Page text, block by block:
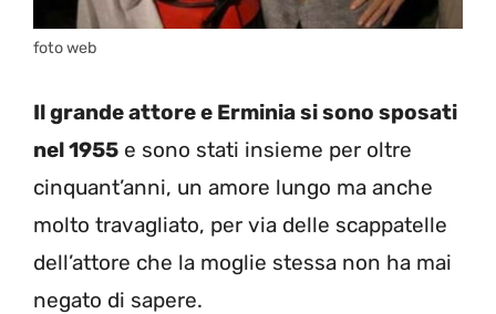
foto web
Il grande attore e Erminia si sono sposati
nel 1955 e sono stati insieme per oltre
cinquant’anni, un amore lungo ma anche
molto travagliato, per via delle scappatelle
dell’attore che la moglie stessa non ha mai
negato di sapere.